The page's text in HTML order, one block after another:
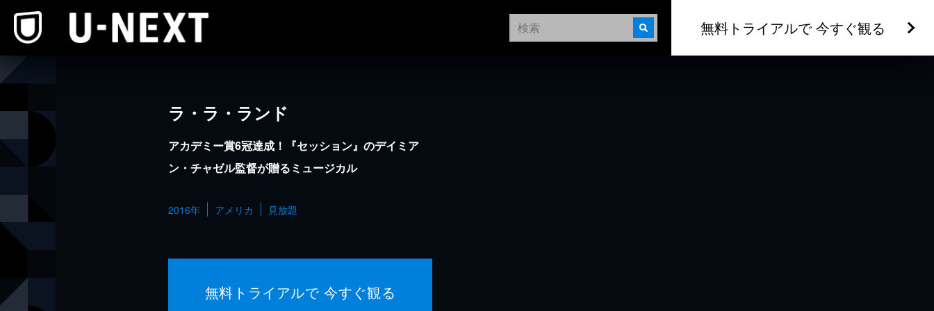
無料トライアルで 今すぐ観る
ラ・ラ・ランド
アカデミー賞6冠達成！『セッション』のデイミア
ン・チャゼル監督が贈るミュージカル
2016年 アメリカ 見放題
無料トライアルで 今すぐ観る